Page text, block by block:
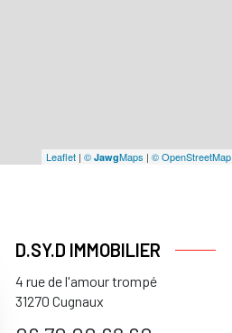
Leaflet | © JawgMaps | © OpenStreetMap
D.SY.D IMMOBILIER
4 rue de l'amour trompé
31270 Cugnaux